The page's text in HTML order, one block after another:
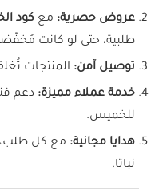
عروض حصرية: مع كود
طلبية، حتى لو كانت
توصيل آمن: المنتجات
خدمة عملاء مميزة: دعم
للخميس.
هدايا مجانية: مع كل طلب،
نباتا.